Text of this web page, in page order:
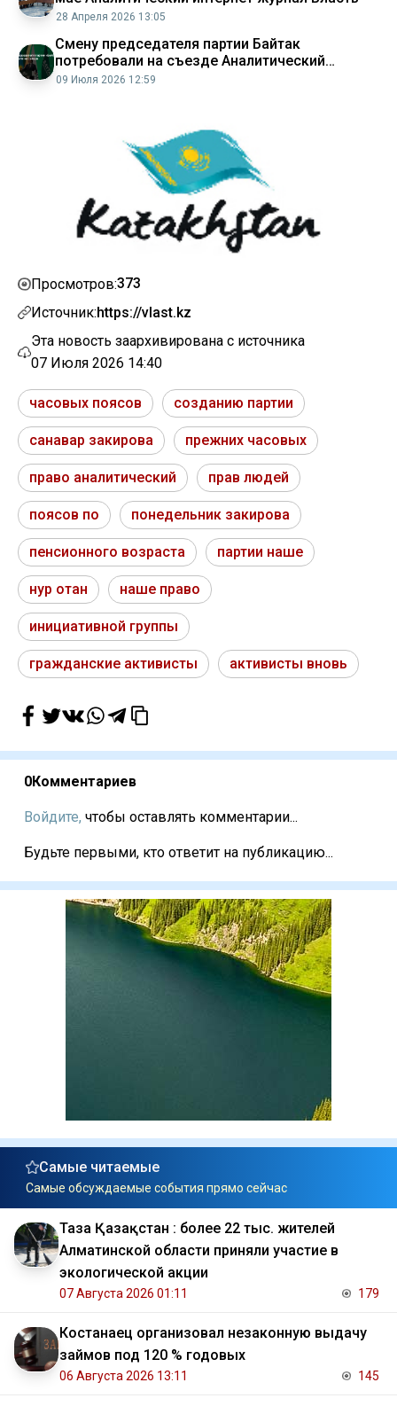
28 Апреля 2026 13:05
Смену председателя партии Байтак
потребовали на съезде Аналитический
интернет журнал Власть
09 Июля 2026 12:59
Просмотров:373
Источник:https://vlast.kz
Эта новость заархивирована с источника
07 Июля 2026 14:40
часовых поясов созданию партии
санавар закирова прежних часовых
право аналитический прав людей
поясов по понедельник закирова
пенсионного возраста партии наше
нур отан наше право
инициативной группы
гражданские активисты активисты вновь
0Комментариев
Войдите, чтобы оставлять комментарии...
Будьте первыми, кто ответит на публикацию...
Самые читаемые
Самые обсуждаемые события прямо сейчас
Таза Қазақстан : более 22 тыс. жителей
Алматинской области приняли участие в
экологической акции
07 Августа 2026 01:11 179
Костанаец организовал незаконную выдачу
займов под 120 % годовых
06 Августа 2026 13:11 145